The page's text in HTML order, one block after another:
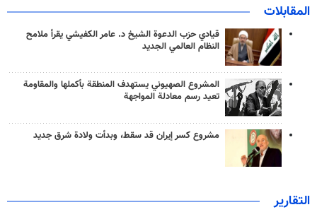
المقابلات
قيادي حزب الدعوة الشيخ د. عامر الكفيشي يقرأ ملامح
النظام العالمي الجديد
المشروع الصهيوني يستهدف المنطقة بأكملها والمقاومة
تعيد رسم معادلة المواجهة
مشروع كسر إيران قد سقط، وبدأت ولادة شرق جديد
التقارير